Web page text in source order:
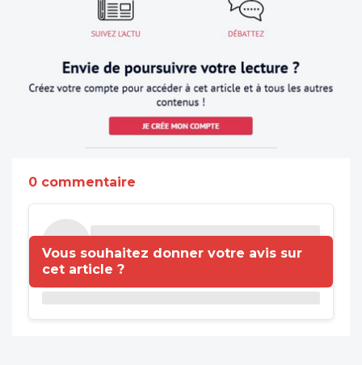
0 commentaire
Vous souhaitez donner votre avis sur
cet article ?